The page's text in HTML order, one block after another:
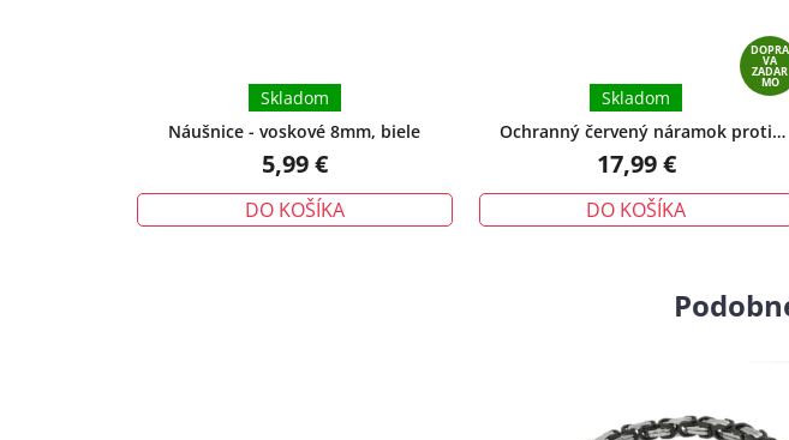
Náušnice - voskové 8mm, biele
Skladom
5,99 €
DO KOŠÍKA
DOPRA
VA
ZADAR
MO
Ochranný červený náramok proti
urieknutiu – tradičný talizman ochrany
Skladom
17,99 €
DO KOŠÍKA